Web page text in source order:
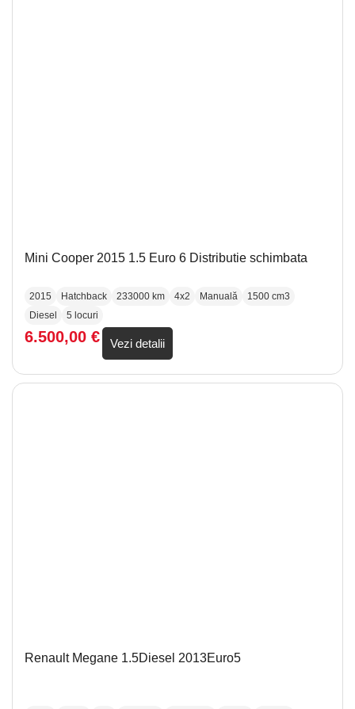
Mini Cooper 2015 1.5 Euro 6 Distributie schimbata
2015 Hatchback 233000 km 4x2 Manuală
1500 cm3
Diesel
5 locuri
6.500,00 € Vezi detalii
Renault Megane 1.5Diesel 2013Euro5